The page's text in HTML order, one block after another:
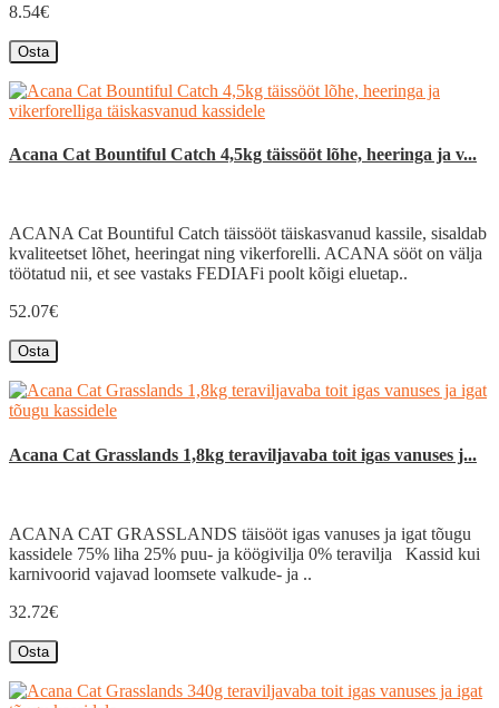
8.54€
Osta
Acana Cat Bountiful Catch 4,5kg täissööt lõhe, heeringa ja v...
ACANA Cat Bountiful Catch täissööt täiskasvanud kassile, sisaldab
kvaliteetset lõhet, heeringat ning vikerforelli. ACANA sööt on välja
töötatud nii, et see vastaks FEDIAFi poolt kõigi eluetap..
52.07€
Osta
Acana Cat Grasslands 1,8kg teraviljavaba toit igas vanuses j...
ACANA CAT GRASSLANDS täisööt igas vanuses ja igat tõugu
kassidele 75% liha 25% puu- ja köögivilja 0% teravilja Kassid kui
karnivoorid vajavad loomsete valkude- ja ..
32.72€
Osta